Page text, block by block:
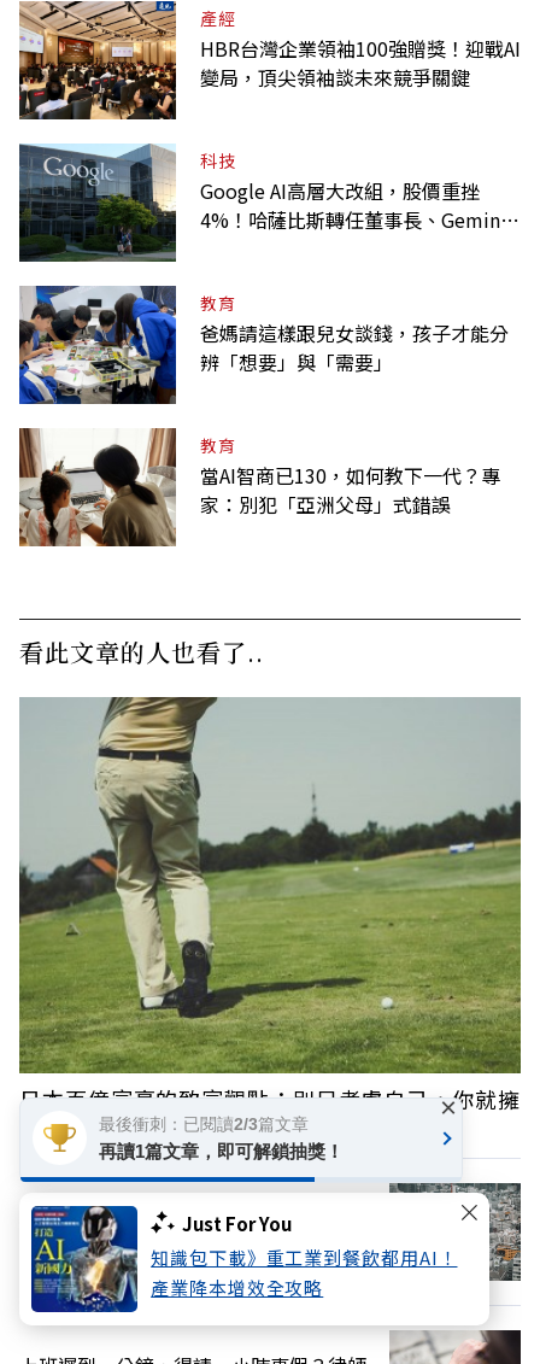
Just For You
知識包下載》重工業到餐飲都用AI！
產業降本增效全攻略
產經
HBR台灣企業領袖100強贈獎！迎戰AI
變局，頂尖領袖談未來競爭關鍵
科技
Google AI高層大改組，股價重挫
4%！哈薩比斯轉任董事長、Gemini
教育
爸媽請這樣跟兒女談錢，孩子才能分
辨「想要」與「需要」
教育
當AI智商已130，如何教下一代？專
家：別犯「亞洲父母」式錯誤
看此文章的人也看了..
日本百億富豪的致富觀點：別只考慮自己，你就擁
有全宇宙的力量
不上學、不上班、不社交：日本「繭居
族」人口高達146萬
最後衝刺：已閱讀2/3篇文章
再讀1篇文章，即可解鎖抽獎！
×